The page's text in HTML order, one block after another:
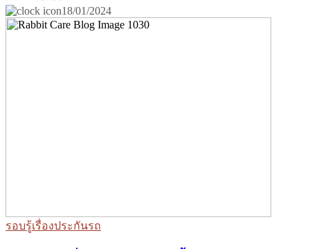
18/01/2024
รอบรู้เรื่องประกันรถ